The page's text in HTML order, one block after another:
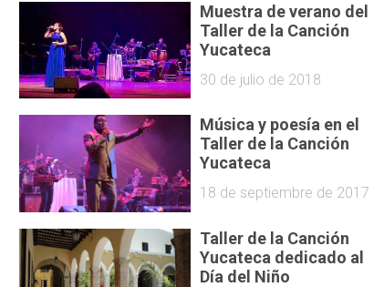
Muestra de verano del
Taller de la Canción
Yucateca
30 de julio de 2018
Música y poesía en el
Taller de la Canción
Yucateca
18 de septiembre de 2017
Taller de la Canción
Yucateca dedicado al
Día del Niño